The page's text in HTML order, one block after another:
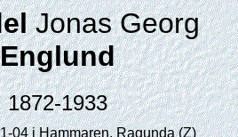
Jonas Georg
Englund
1872-1933
04 i Hammaren, Ragunda (Z)